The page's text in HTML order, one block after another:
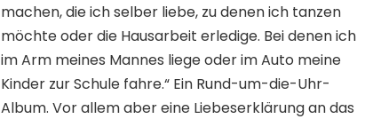
machen, die ich selber liebe, zu denen ich tanzen
möchte oder die Hausarbeit erledige. Bei denen ich
im Arm meines Mannes liege oder im Auto meine
Kinder zur Schule fahre.“ Ein Rund-um-die-Uhr-
Album. Vor allem aber eine Liebeserklärung an das